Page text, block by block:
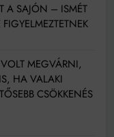
A SAJÓN – ISMÉT
FIGYELMEZTETNEK
MEGVÁRNI,
HA VALAKI
CSÖKKENÉS